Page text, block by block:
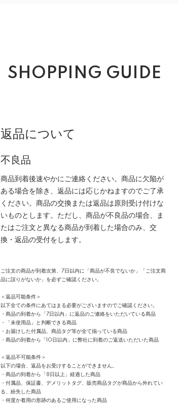
SHOPPING GUIDE
返品について
不良品
商品到着後速やかにご連絡ください。商品に欠陥が
ある場合を除き、返品には応じかねますのでご了承
ください。商品の交換または返品は原則受け付けな
いものとします。ただし、商品が不良品の場合、ま
たはご注文と異なる商品が到着した場合のみ、交
換・返品の受付をします。
ご注文の商品が到着次第、7日以内に「商品が不良でないか」「ご注文商
品に誤りがないか」を必ずご確認ください。
＜返品可能条件＞
以下全ての条件にあてはまる必要がございますのでご確認ください。
・商品の到着から「7日以内」に返品のご連絡をいただいている商品
・「未使用品」と判断できる商品
・お届けした付属品、商品タグ等が全て揃っている商品
・商品の到着から「10日以内」に弊社に到着のご返送いただいた商品
＜返品不可能条件＞
以下の場合、返品をお受けすることができません。
・商品の到着から「8日以上」経過した商品
・付属品、保証書、デメリットタグ、販売商品タグが商品から外れてい
る、紛失した商品
・何度か着用の形跡のあるご使用になった商品